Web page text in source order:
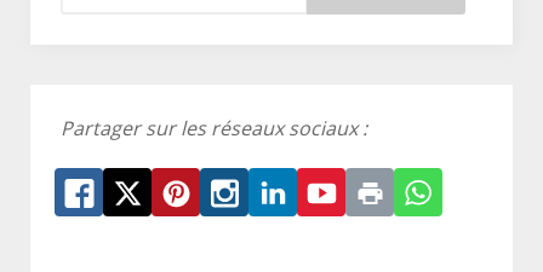
Partager sur les réseaux sociaux :